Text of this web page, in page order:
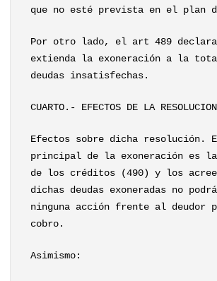
que no esté prevista en el plan
Por otro lado, el art 489 declara
extienda la exoneración a la
deudas insatisfechas.
CUARTO.- EFECTOS DE LA
Efectos sobre dicha resolución.
principal de la exoneración es
de los créditos (490) y los
dichas deudas exoneradas no
ninguna acción frente al deudor
cobro.
Asimismo: